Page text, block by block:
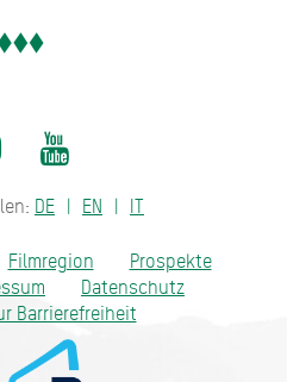
DE EN IT
Filmregion
Prospekte
Datenschutz
Barrierefreiheit